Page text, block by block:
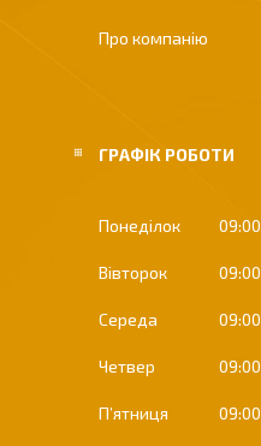
Про компанію
ГРАФІК РОБОТИ
Понеділок 09:00
Вівторок 09:00
Середа 09:00
Четвер 09:00
Пʼятниця 09:00